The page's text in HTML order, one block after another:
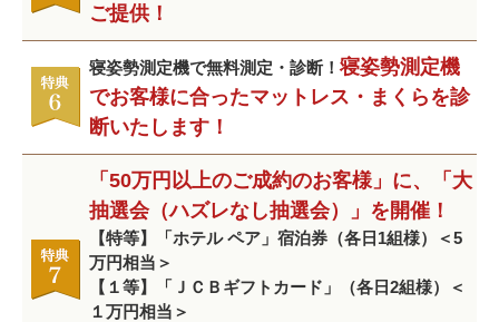
ご提供！
寝姿勢測定機で無料測定・診断！寝姿勢測定機
でお客様に合ったマットレス・まくらを診
断いたします！
「50万円以上のご成約のお客様」に、「大
抽選会（ハズレなし抽選会）」を開催！
【特等】「ホテル ペア」宿泊券（各日1組様）＜5
万円相当＞
【１等】「ＪＣＢギフトカード」（各日2組様）＜
１万円相当＞